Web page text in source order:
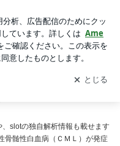
通知
を受け取りまし
開く
slotの独自解析情報も載せます
骨髄性白血病（ＣＭＬ）が発症